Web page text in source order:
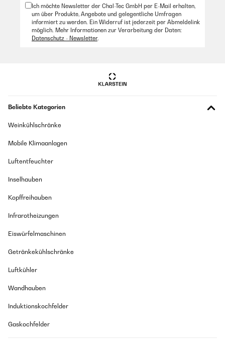
Ich möchte Newsletter der Chal-Tec GmbH per E-Mail erhalten,
um über Produkte, Angebote und gelegentliche Umfragen
informiert zu werden. Ein Widerruf ist jederzeit per Abmeldelink
möglich. Mehr Informationen zur Verarbeitung der Daten:
Datenschutz - Newsletter.
Beliebte Kategorien
Weinkühlschränke
Mobile Klimaanlagen
Luftentfeuchter
Inselhauben
Kopffreihauben
Infrarotheizungen
Eiswürfelmaschinen
Getränkekühlschränke
Luftkühler
Wandhauben
Induktionskochfelder
Gaskochfelder